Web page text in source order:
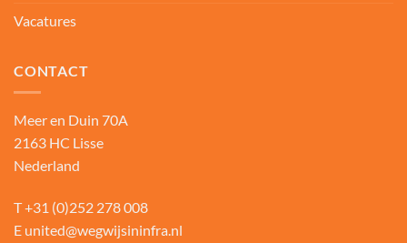
Vacatures
CONTACT
Meer en Duin 70A
2163 HC Lisse
Nederland
T+31 (0)252 278 008
E united@wegwijsininfra.nl